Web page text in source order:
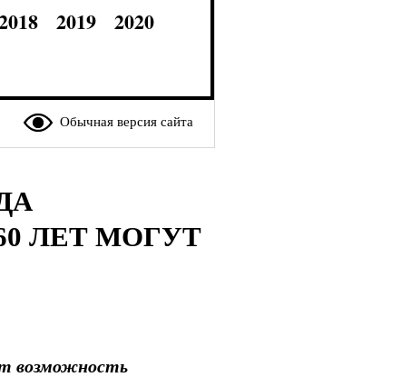
2019
2020
Обычная версия сайта
ЛЕТ МОГУТ
возможность